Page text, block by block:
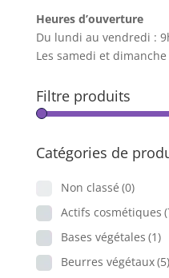
Heures d’ouverture
Du lundi au vendredi :
Les samedi et
Filtre produits
Catégories de
Non classé (0)
Actifs cosmétiques
Bases végétales (1)
Beurres végétaux(5)